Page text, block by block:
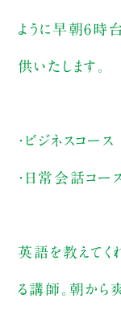
ように早朝6時
供いたします。
・ビジネスコ
・日常会話コ
英語を教えて
る講師。朝から